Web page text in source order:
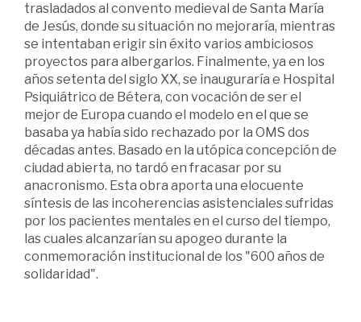
trasladados al convento medieval de Santa María
de Jesús, donde su situación no mejoraría, mientras
se intentaban erigir sin éxito varios ambiciosos
proyectos para albergarlos. Finalmente, ya en los
años setenta del siglo XX, se inauguraría e Hospital
Psiquiátrico de Bétera, con vocación de ser el
mejor de Europa cuando el modelo en el que se
basaba ya había sido rechazado por la OMS dos
décadas antes. Basado en la utópica concepción de
ciudad abierta, no tardó en fracasar por su
anacronismo. Esta obra aporta una elocuente
síntesis de las incoherencias asistenciales sufridas
por los pacientes mentales en el curso del tiempo,
las cuales alcanzarían su apogeo durante la
conmemoración institucional de los "600 años de
solidaridad".